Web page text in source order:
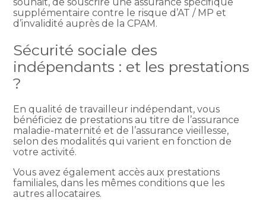
supplémentaire contre le risque d’AT / MP et
d’invalidité auprès de la CPAM.
Sécurité sociale des
indépendants : et les prestations
?
En qualité de travailleur indépendant, vous
bénéficiez de prestations au titre de l’assurance
maladie-maternité et de l’assurance vieillesse,
selon des modalités qui varient en fonction de
votre activité.
Vous avez également accès aux prestations
familiales, dans les mêmes conditions que les
autres allocataires.